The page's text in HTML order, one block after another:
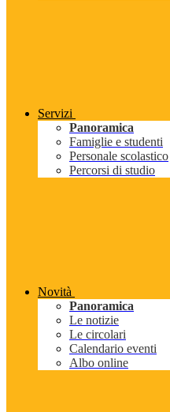
Servizi
Panoramica
Famiglie e studenti
Personale scolastico
Percorsi di studio
Novità
Panoramica
Le notizie
Le circolari
Calendario eventi
Albo online